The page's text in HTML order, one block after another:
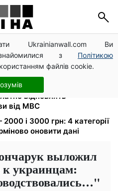
Ukrainianwall.com Ви
з Політикою
файлів cookie.
у громаду: обмін
міжнародне посвідчення
малюка: Пенсійний фонд
відновлять
від МВС
і 3000 грн: 4 категорії
оновити дані
выложил
украинцам: